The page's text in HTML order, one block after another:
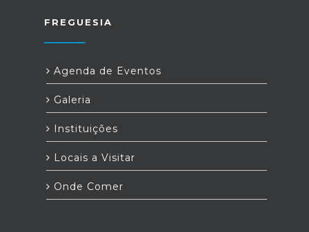
FREGUESIA
Agenda de Eventos
Galeria
Instituições
Locais a Visitar
Onde Comer